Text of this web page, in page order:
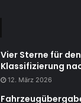
Vier Sterne für
Klassifizierung
12. März 2026